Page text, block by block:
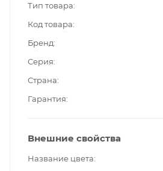
Тип товара
Код товара
Бренд
Серия
Страна
Гарантия
Внешние свойства
Название цвета